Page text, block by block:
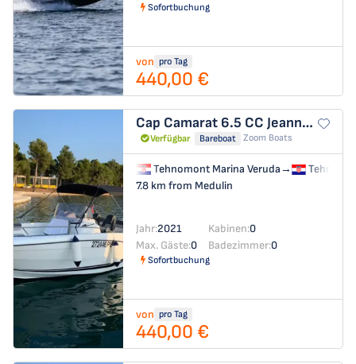
Sofortbuchung
von pro Tag
440,00 €
Cap Camarat 6.5 CC Jeanneau Cap Camarat 6.5 CC
Verfügbar Bareboat Zoom Boats
Tehnomont Marina Veruda→
7.8 km from Medulin
Jahr:2021 Kabinen:0
Max. Gäste:0 Badezimmer:0
Sofortbuchung
von pro Tag
440,00 €